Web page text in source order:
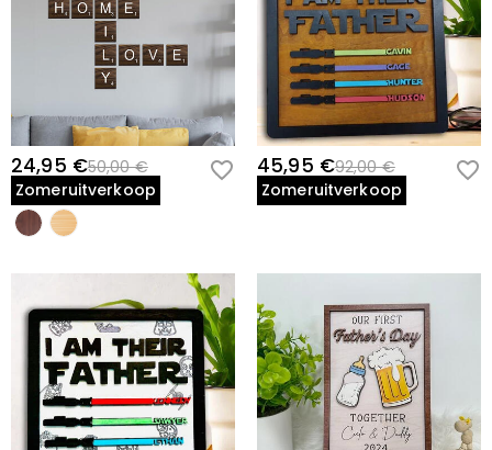
24,95 €50,00 €
Zomeruitverkoop
45,95 €92,00 €
Zomeruitverkoop